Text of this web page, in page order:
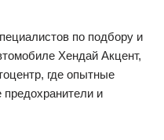
по подбору и
Хендай Акцент,
где опытные
и